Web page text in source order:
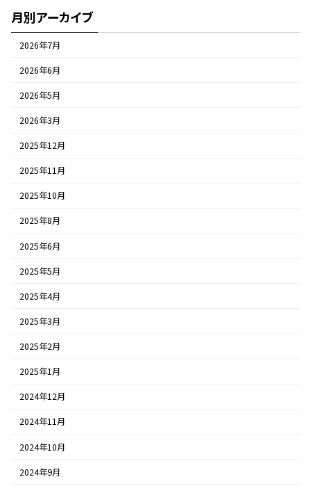
月別アーカイブ
2026年7月
2026年6月
2026年5月
2026年3月
2025年12月
2025年11月
2025年10月
2025年8月
2025年6月
2025年5月
2025年4月
2025年3月
2025年2月
2025年1月
2024年12月
2024年11月
2024年10月
2024年9月